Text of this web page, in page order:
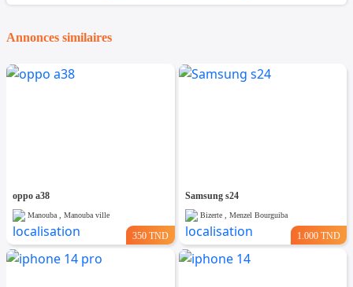
Annonces similaires
oppo a38
Manouba , Manouba ville
350 TND
Samsung s24
Bizerte , Menzel Bourguiba
1.000 TND